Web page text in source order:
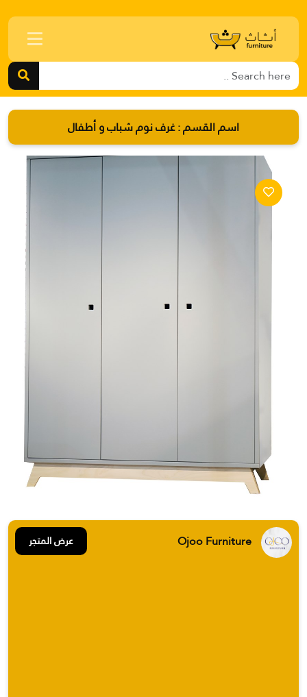
اسم القسم :غرف نوم شباب و أطفال
عرض المتجر